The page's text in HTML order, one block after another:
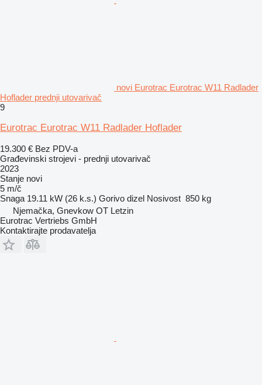
novi Eurotrac Eurotrac W11 Radlader
Hoflader prednji utovarivač
9
Eurotrac Eurotrac W11 Radlader Hoflader
19.300 € Bez PDV-a
Građevinski strojevi - prednji utovarivač
2023
Stanje novi
5 m/č
Snaga 19.11 kW (26 k.s.) Gorivo dizel Nosivost 850 kg
Njemačka, Gnevkow OT Letzin
Eurotrac Vertriebs GmbH
Kontaktirajte prodavatelja